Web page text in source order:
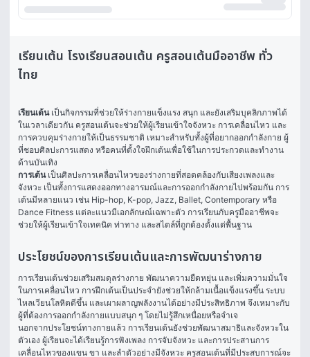
เรียนเต้น โรงเรียนสอนเต้น ครูสอนเต้นมืออาชีพ ทั่ว
ไทย
เรียนเต้น เป็นกิจกรรมที่ช่วยให้ร่างกายแข็งแรง สนุก และยังเสริมบุคลิกภาพได้
ในเวลาเดียวกัน ครูสอนเต้นจะช่วยให้ผู้เรียนเข้าใจจังหวะ การเคลื่อนไหว และ
การควบคุมร่างกายให้เป็นธรรมชาติ เหมาะสำหรับทั้งผู้ที่อยากออกกำลังกาย ผู้
ที่ชอบศิลปะการแสดง หรือคนที่ตั้งใจฝึกเต้นเพื่อใช้ในการประกวดและทำงาน
ด้านบันเทิง
การเต้น เป็นศิลปะการเคลื่อนไหวของร่างกายที่สอดคล้องกับเสียงเพลงและ
จังหวะ เป็นทั้งการแสดงออกทางอารมณ์และการออกกำลังกายไปพร้อมกัน การ
เต้นมีหลายแนว เช่น Hip-hop, K-pop, Jazz, Ballet, Contemporary หรือ
Dance Fitness แต่ละแนวมีเอกลักษณ์เฉพาะตัว การเรียนกับครูมืออาชีพจะ
ช่วยให้ผู้เรียนเข้าใจเทคนิค ท่าทาง และสไตล์ที่ถูกต้องตั้งแต่พื้นฐาน
ประโยชน์ของการเรียนเต้นและการพัฒนาร่างกาย
การเรียนเต้นช่วยเสริมสมดุลร่างกาย พัฒนาความยืดหยุ่น และเพิ่มความมั่นใจ
ในการเคลื่อนไหว การฝึกเต้นเป็นประจำยังช่วยให้กล้ามเนื้อแข็งแรงขึ้น ระบบ
ไหลเวียนโลหิตดีขึ้น และเผาผลาญพลังงานได้อย่างมีประสิทธิภาพ จึงเหมาะกับ
ผู้ที่ต้องการออกกำลังกายแบบสนุก ๆ โดยไม่รู้สึกเหนื่อยหรือจำเจ
นอกจากประโยชน์ทางกายแล้ว การเรียนเต้นยังช่วยพัฒนาสมาธิและจังหวะใน
ตัวเอง ผู้เรียนจะได้เรียนรู้การฟังเพลง การจับจังหวะ และการประสานการ
เคลื่อนไหวของแขน ขา และลำตัวอย่างมีจังหวะ ครูสอนเต้นที่มีประสบการณ์จะ